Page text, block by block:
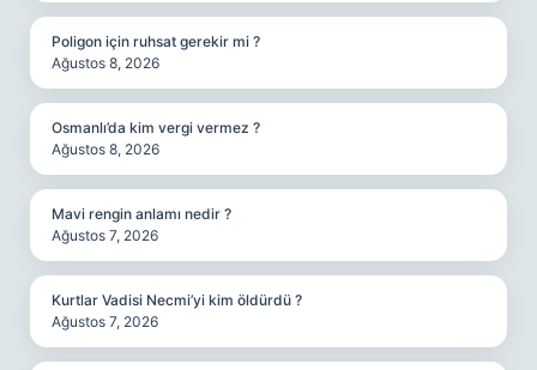
Poligon için ruhsat gerekir mi ?
Ağustos 8, 2026
Osmanlı’da kim vergi vermez ?
Ağustos 8, 2026
Mavi rengin anlamı nedir ?
Ağustos 7, 2026
Kurtlar Vadisi Necmi’yi kim öldürdü ?
Ağustos 7, 2026